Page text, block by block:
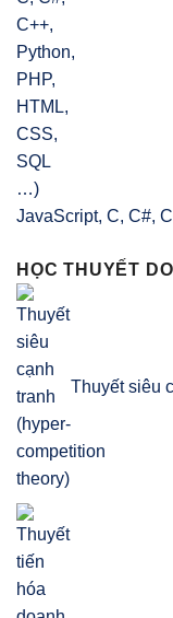
JavaScript, C, C#,
HỌC THUYẾT
Thuyết siêu